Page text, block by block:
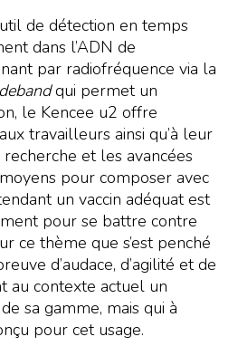
de détection en temps
dans l’ADN de
par radiofréquence via la
qui permet un
le Kencee u2 offre
travailleurs ainsi qu’à leur
et les avancées
pour composer avec
un vaccin adéquat est
pour se battre contre
ce thème que s’est penché
d’audace, d’agilité et de
au contexte actuel un
sa gamme, mais qui à
pour cet usage.